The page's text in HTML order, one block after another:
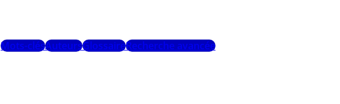
Mots-clésAuteursGlossaireRecherche avancée